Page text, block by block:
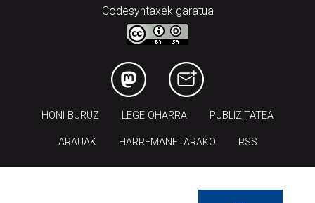
Codesyntaxek garatua
HONI BURUZ LEGE OHARRA PUBLIZITATEA
ARAUAK HARREMANETARAKO RSS